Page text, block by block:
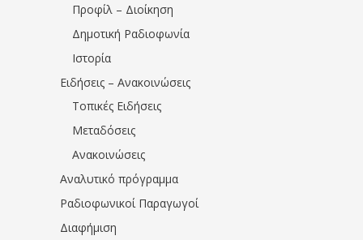
Προφίλ – Διοίκηση
Δημοτική Ραδιοφωνία
Ιστορία
Ειδήσεις – Ανακοινώσεις
Τοπικές Ειδήσεις
Μεταδόσεις
Ανακοινώσεις
Αναλυτικό πρόγραμμα
Ραδιοφωνικοί Παραγωγοί
Διαφήμιση